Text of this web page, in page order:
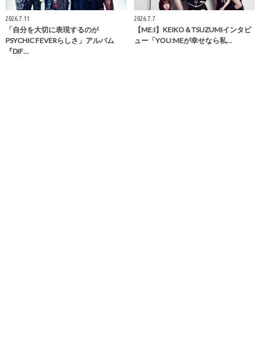
2026.7.11
「自分を大切に表現するのが
PSYCHIC FEVERらしさ」アルバム
『DIF…
2026.7.7
【ME:I】KEIKO＆TSUZUMIインタビ
ュー「YOU:MEが幸せなら私…